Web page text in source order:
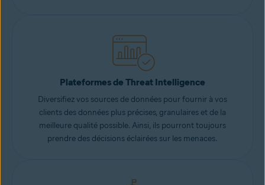
Plateformes de Threat Intelligence
Diversifiez vos sources de données pour fournir à vos
clients des données plus précises, granulaires et de la
meilleure qualité possible. Ainsi, ils pourront toujours
prendre des décisions éclairées sur les menaces.